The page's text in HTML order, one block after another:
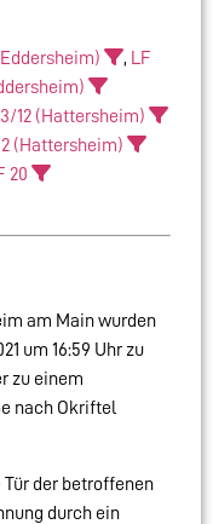
(Eddersheim) ,
LF
12 (Hattersheim)
(Hattersheim)
20
am Main wurden
um 16:59 Uhr zu
zu einem
nach Okriftel
der betroffenen
durch ein